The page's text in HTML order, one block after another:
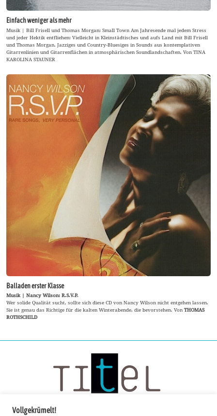
Einfach weniger als mehr
Musik | Bill Frisell und Thomas Morgan: Small Town Am Jahresende mal jedem Stress
und jeder Hektik entfliehen: Vielleicht in Kleinstädtisches und aufs Land mit Bill Frisell
und Thomas Morgan. Jazziges und Country-Bluesiges in Sounds aus kontemplativen
Gitarrenlinien und Gitarrenflächen in atmosphärischen Soundlandschaften. Von TINA
KAROLINA STAUNER
Balladen erster Klasse
Musik | Nancy Wilson: R.S.V.P.
Wer solide Qualität sucht, sollte sich diese CD von Nancy Wilson nicht entgehen lassen.
Sie ist genau das Richtige für die kalten Winterabende, die bevorstehen. VonTHOMAS
ROTHSCHILD
Vollgekrümelt!